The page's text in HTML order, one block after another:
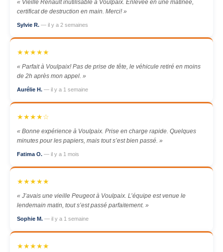
« Vieille Renault inutilisable à Voulpaix. Enlevée en une matinée,
certificat de destruction en main. Merci! »
Sylvie R. — il y a 2 semaines
★★★★★
« Parfait à Voulpaix! Pas de prise de tête, le véhicule retiré en moins
de 2h après mon appel. »
Aurélie H. — il y a 1 semaine
★★★★☆
« Bonne expérience à Voulpaix. Prise en charge rapide. Quelques
minutes pour les papiers, mais tout s’est bien passé. »
Fatima O. — il y a 1 mois
★★★★★
« J’avais une vieille Peugeot à Voulpaix. L’équipe est venue le
lendemain matin, tout s’est passé parfaitement. »
Sophie M. — il y a 1 semaine
★★★★★